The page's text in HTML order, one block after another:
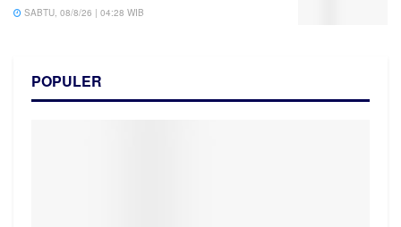
SABTU, 08/8/26 | 04:28 WIB
POPULER